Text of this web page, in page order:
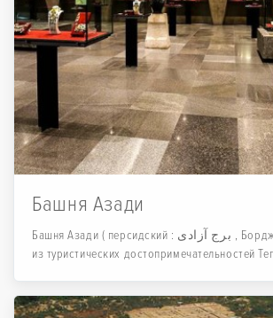
Башня Азади
Башня Азади ( персидский : برج آزادی , Бордж-э Азади) - одна
из туристических достопримечательностей